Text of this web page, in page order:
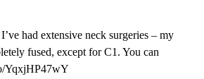
had extensive neck surgeries – my
fused, except for C1. You can
YqxjHP47wY